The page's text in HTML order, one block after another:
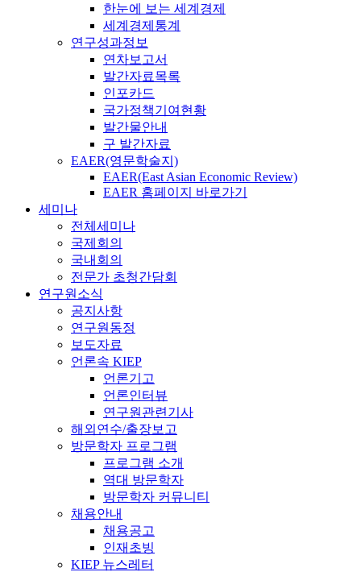
한눈에 보는 세계경제
세계경제통계
연구성과정보
연차보고서
발간자료목록
인포카드
국가정책기여현황
발간물안내
구 발간자료
EAER(영문학술지)
EAER(East Asian Economic Review)
EAER 홈페이지 바로가기
세미나
전체세미나
국제회의
국내회의
전문가 초청간담회
연구원소식
공지사항
연구원동정
보도자료
언론속 KIEP
언론기고
언론인터뷰
연구원관련기사
해외연수/출장보고
방문학자 프로그램
프로그램 소개
역대 방문학자
방문학자 커뮤니티
채용안내
채용공고
인재초빙
KIEP 뉴스레터